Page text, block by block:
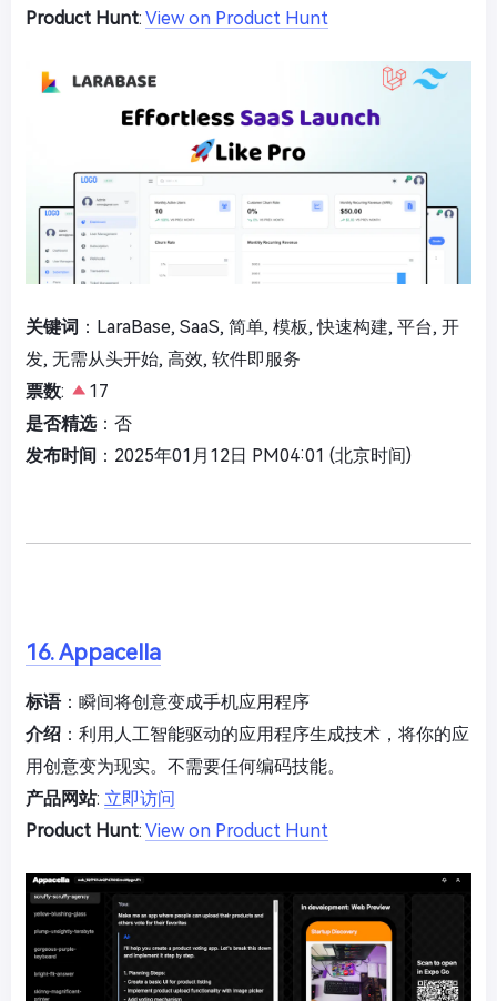
Product Hunt: View on Product Hunt
关键词 ：LaraBase, SaaS, 简单, 模板, 快速构建, 平台, 开
发, 无需从头开始, 高效, 软件即服务
票数:
17
是否精选：否
发布时间 ：2025年01月12日 PM04:01 (北京时间)
16. Appacella
标语：瞬间将创意变成手机应用程序
介绍 ：利用人工智能驱动的应用程序生成技术，将你的应
用创意变为现实。不需要任何编码技能。
产品网站: 立即访问
Product Hunt: View on Product Hunt